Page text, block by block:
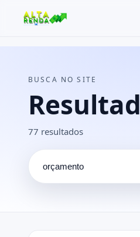
Buscar no site
BUSCA NO SITE
77 resultados